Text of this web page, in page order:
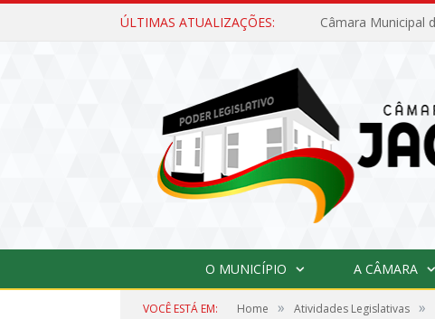
ÚLTIMAS ATUALIZAÇÕES:
O MUNICÍPIO A CÂMARA
VOCÊ ESTÁ EM: Home » Atividades Legislativas »